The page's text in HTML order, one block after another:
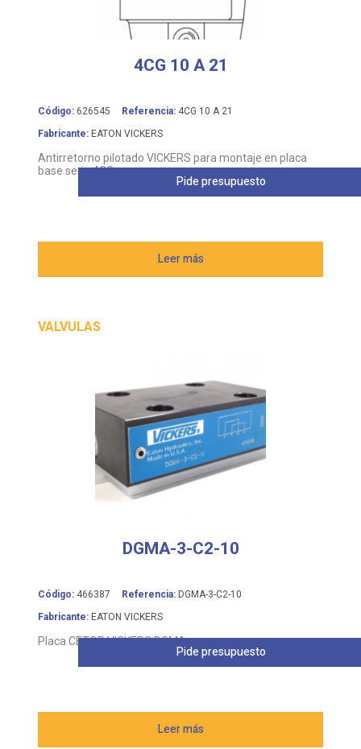
4CG 10 A 21
Código: 626545 Referencia: 4CG 10 A 21
Fabricante: EATON VICKERS
Antirretorno pilotado VICKERS para montaje en placa
base serie 4CG
Leer más
Pide presupuesto
VALVULAS
DGMA-3-C2-10
Código: 466387 Referencia: DGMA-3-C2-10
Fabricante: EATON VICKERS
Placa CETOP VICKERS DGMA
Leer más
Pide presupuesto